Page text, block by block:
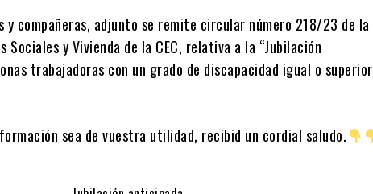
y compañeras, adjunto se remite circular número 218/23 de la
y Vivienda de la CEC, relativa a la “Jubilación
trabajadoras con un grado de discapacidad igual o superior
sea de vuestra utilidad, recibid un cordial saludo.